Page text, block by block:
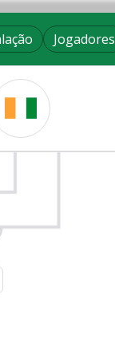
Jogadores